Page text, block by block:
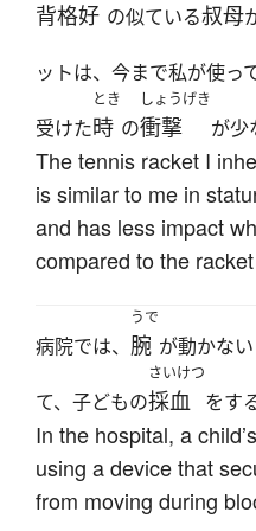
背格好 の似ている叔母
ットは、今まで私が使っ
受けた
とき
時 の
しょうげき
衝撃 が少
The tennis racket I
is similar to me in
and has less impact
compared to the
病院では、
うで
腕 が動かな
て、子どもの
さいけつ
採血 をす
In the hospital, a
using a device that
from moving during